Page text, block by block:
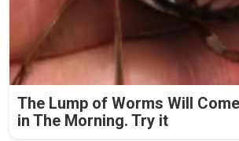
The Lump of Worms Will
in The Morning. Try it